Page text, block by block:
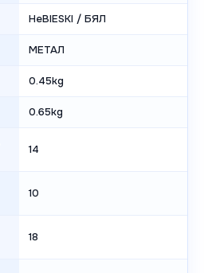
НеBIESKI / БЯЛ
МЕТАЛ
0.45kg
0.65kg
14
10
18